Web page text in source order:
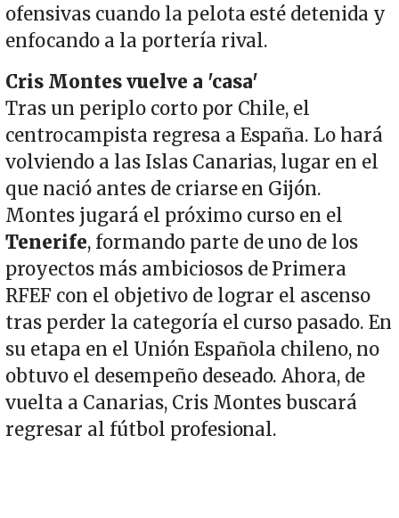
ofensivas cuando la pelota esté detenida y
enfocando a la portería rival.
Cris Montes vuelve a 'casa'
Tras un periplo corto por Chile, el
centrocampista regresa a España. Lo hará
volviendo a las Islas Canarias, lugar en el
que nació antes de criarse en Gijón.
Montes jugará el próximo curso en el
Tenerife, formando parte de uno de los
proyectos más ambiciosos de Primera
RFEF con el objetivo de lograr el ascenso
tras perder la categoría el curso pasado. En
su etapa en el Unión Española chileno, no
obtuvo el desempeño deseado. Ahora, de
vuelta a Canarias, Cris Montes buscará
regresar al fútbol profesional.